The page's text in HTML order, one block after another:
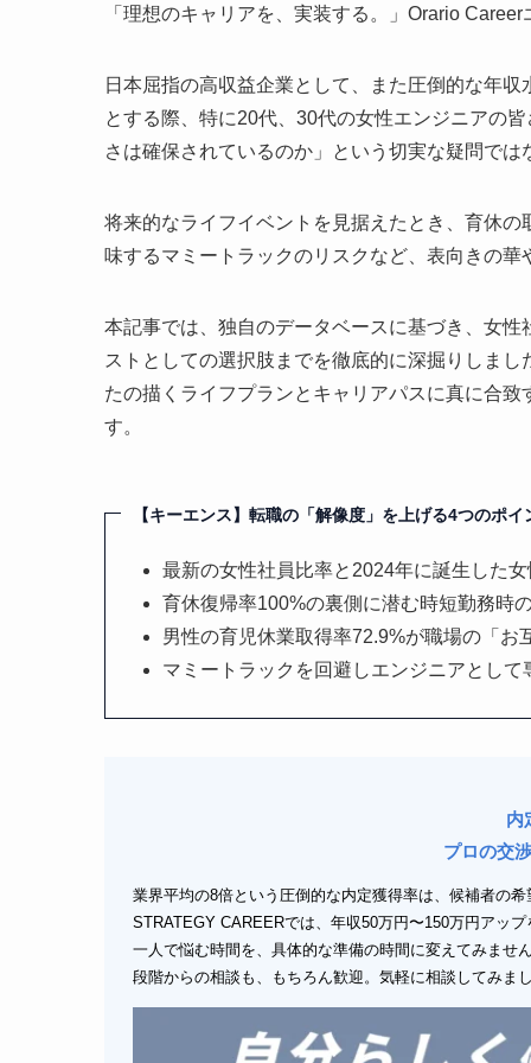
「理想のキャリアを、実装する。」Orario
日本屈指の高収益企業として、また圧倒的な年
とする際、特に20代、30代の女性エンジニアの
さは確保されているのか」という切実な疑問では
将来的なライフイベントを見据えたとき、育休
味するマミートラックのリスクなど、表向きの
本記事では、独自のデータベースに基づき、女
ストとしての選択肢までを徹底的に深掘りしま
たの描くライフプランとキャリアパスに真に合
す。
【キーエンス】転職の「解像度」を上げる4つのポイ
最新の女性社員比率と2024年に誕生した
育休復帰率100%の裏側に潜む時短勤務時
男性の育児休業取得率72.9%が職場の「お
マミートラックを回避しエンジニアとし
内
プロの交
業界平均の8倍という圧倒的な内定獲得率は、候補者の
STRATEGY CAREERでは、年収50万円〜150万円アッ
一人で悩む時間を、具体的な準備の時間に変えてみませ
段階からの相談も、もちろん歓迎。気軽に相談してみま